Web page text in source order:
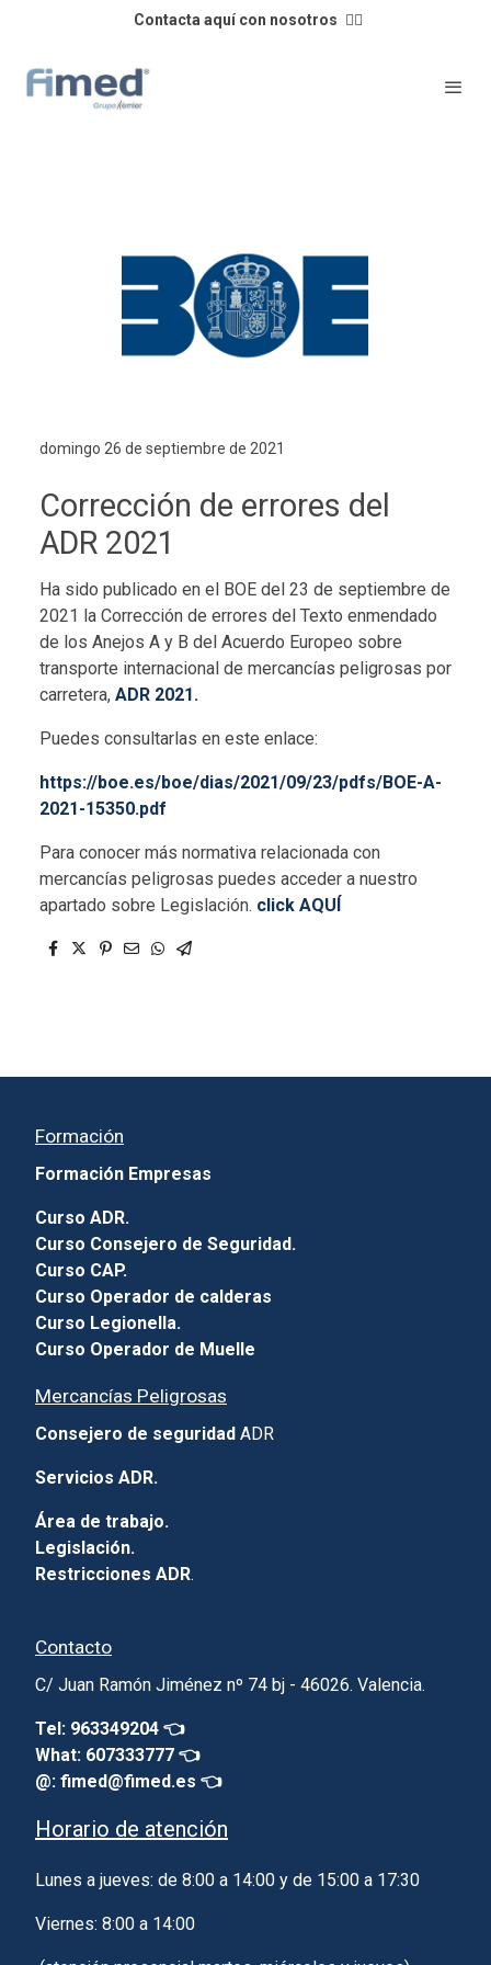
Contacta aquí con nosotros 👈🏼
domingo 26 de septiembre de 2021
Corrección de errores del
ADR 2021
Ha sido publicado en el BOE del 23 de septiembre de
2021 la Corrección de errores del Texto enmendado
de los Anejos A y B del Acuerdo Europeo sobre
transporte internacional de mercancías peligrosas por
carretera, ADR 2021.
Puedes consultarlas en este enlace:
https://boe.es/boe/dias/2021/09/23/pdfs/BOE-A-
2021-15350.pdf
Para conocer más normativa relacionada con
mercancías peligrosas puedes acceder a nuestro
apartado sobre Legislación. click AQUÍ
Formación
Formación Empresas
Curso ADR.
Curso Consejero de Seguridad.
Curso CAP.
Curso Operador de calderas
Curso Legionella.
Curso Operador de Muelle
Mercancías Peligrosas
Consejero de seguridad ADR
Servicios ADR.
Área de trabajo.
Legislación.
Restricciones ADR.
Contacto
C/ Juan Ramón Jiménez nº 74 bj - 46026. Valencia.
Tel: 963349204 👈
What: 607333777 👈
@: fimed@fimed.es 👈
Horario de atención
Lunes a jueves: de 8:00 a 14:00 y de 15:00 a 17:30
Viernes: 8:00 a 14:00